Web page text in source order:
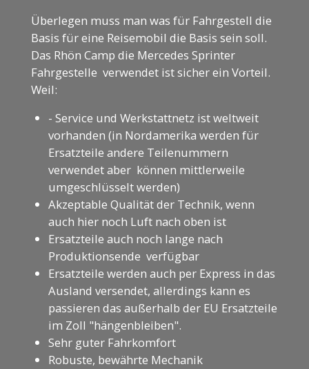
Überlegen muss man was für Fahrgestell die
Basis für eine Reisemobil die Basis sein soll.
Das Rhön Camp die Mercedes Sprinter
Fahrgestelle verwendet ist sicher ein Vorteil.
Weil:
- Service und Werkstattnetz ist weltweit
vorhanden (in Nordamerika werden für
Ersatzteile andere Teilenummern
verwendet aber können mittlerweile
umgeschlüsselt werden)
Akzeptable Qualität der Technik, wenn
auch hier noch Luft nach oben ist
Ersatzteile auch noch lange nach
Produktionsende verfügbar
Ersatzteile werden auch per Express in das
Ausland versendet, allerdings kann es
passieren das außerhalb der EU Ersatzteile
im Zoll "hängenbleiben".
Sehr guter Fahrkomfort
Robuste, bewährte Mechanik